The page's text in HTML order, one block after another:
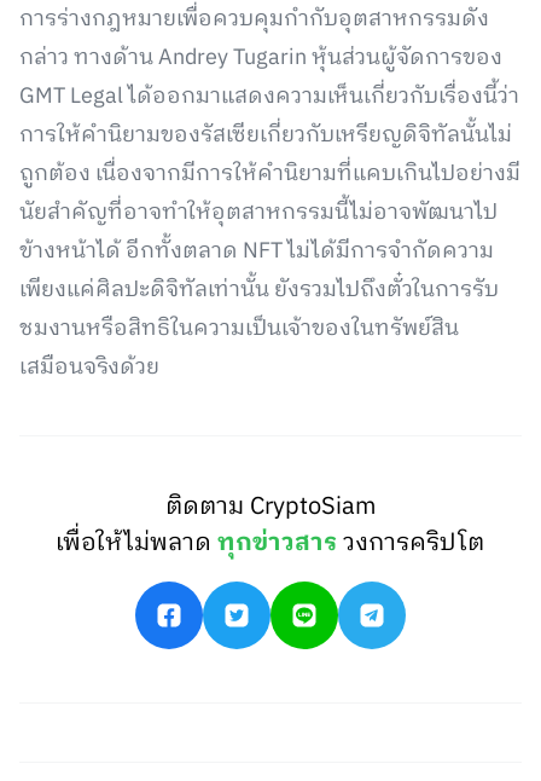
การร่างกฎหมายเพื่อควบคุมกำกับอุตสาหกรรมดัง
กล่าว ทางด้าน Andrey Tugarin หุ้นส่วนผู้จัดการของ
GMT Legal ได้ออกมาแสดงความเห็นเกี่ยวกับเรื่องนี้ว่า
การให้คำนิยามของรัสเซียเกี่ยวกับเหรียญดิจิทัลนั้นไม่
ถูกต้อง เนื่องจากมีการให้คำนิยามที่แคบเกินไปอย่างมี
นัยสำคัญที่อาจทำให้อุตสาหกรรมนี้ไม่อาจพัฒนาไป
ข้างหน้าได้ อีกทั้งตลาด NFT ไม่ได้มีการจำกัดความ
เพียงแค่ศิลปะดิจิทัลเท่านั้น ยังรวมไปถึงตั๋วในการรับ
ชมงานหรือสิทธิในความเป็นเจ้าของในทรัพย์สิน
เสมือนจริงด้วย
ติดตาม CryptoSiam
เพื่อให้ไม่พลาดทุกข่าวสารวงการคริปโต